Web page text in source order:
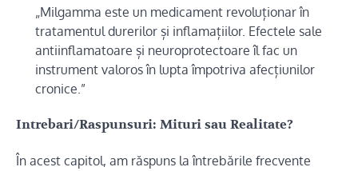
„Milgamma este un medicament revoluționar în
tratamentul durerilor și inflamațiilor. Efectele sale
antiinflamatoare și neuroprotectoare îl fac un
instrument valoros în lupta împotriva afecțiunilor
cronice.”
Intrebari/Raspunsuri: Mituri sau Realitate?
În acest capitol, am răspuns la întrebările frecvente